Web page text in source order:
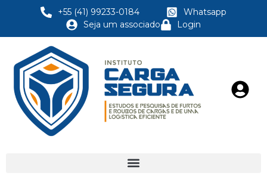
+55 (41) 99233-0184
Whatsapp
Seja um associado
Login